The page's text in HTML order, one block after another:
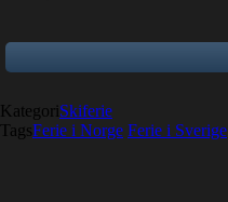
KategoriSkiferie
TagsFerie i Norge Ferie i Sverige